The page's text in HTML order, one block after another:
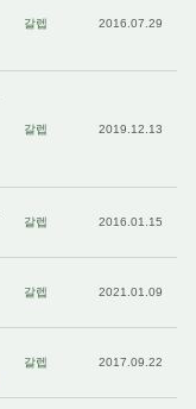
갈렙 2016.07.29
갈렙 2019.12.13
갈렙 2016.01.15
갈렙 2021.01.09
갈렙 2017.09.22